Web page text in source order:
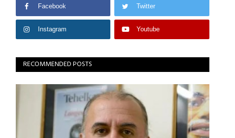
Facebook Twitter
Instagram Youtube
RECOMMENDED POSTS